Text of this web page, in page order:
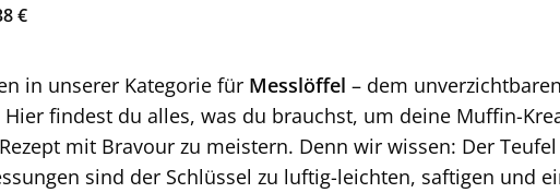
€Aktueller
in unserer Kategorie für Messlöffel – dem
Hier findest du alles, was du brauchst, um deine Muffin-
mit Bravour zu meistern. Denn wir wissen: Der
sind der Schlüssel zu luftig-leichten, saftigen und